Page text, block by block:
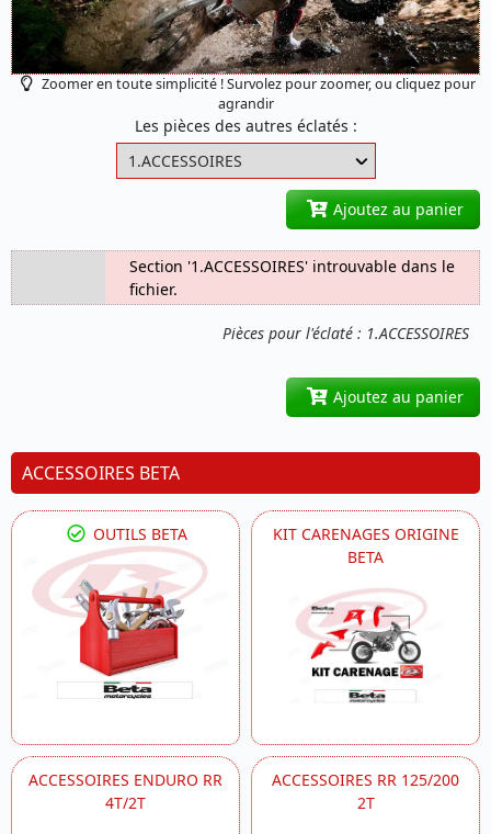
Zoomer en toute simplicité ! Survolez pour zoomer, ou cliquez pour
agrandir
Les pièces des autres éclatés :
Ajoutez au panier
Pièces pour l'éclaté : 1.ACCESSOIRES
Section '1.ACCESSOIRES' introuvable dans le
fichier.
Ajoutez au panier
ACCESSOIRES BETA
OUTILS BETA
KIT CARENAGES ORIGINE
BETA
ACCESSOIRES ENDURO RR
4T/2T
ACCESSOIRES RR 125/200
2T